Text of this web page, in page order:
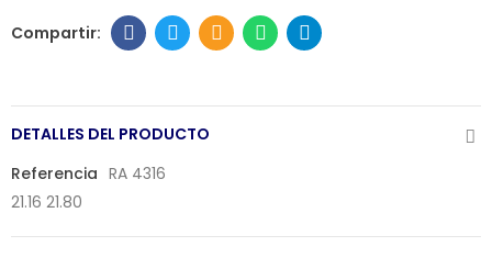
DETALLES DEL PRODUCTO
Referencia RA 4316
21.16 21.80